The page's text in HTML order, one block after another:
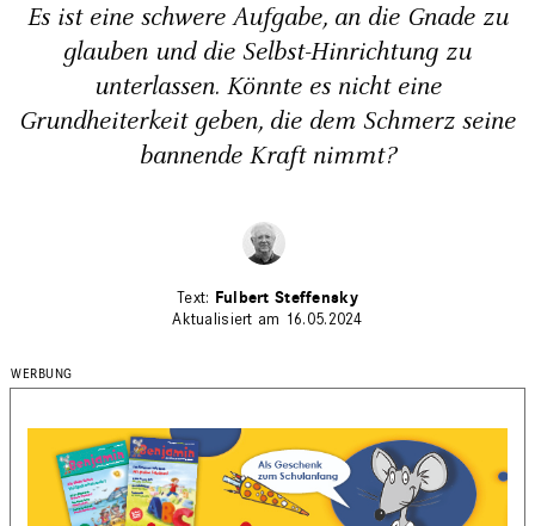
Es ist eine schwere Aufgabe, an die Gnade zu
glauben und die Selbst-Hinrichtung zu
unterlassen. Könnte es nicht eine
Grundheiterkeit geben, die dem Schmerz seine
bannende Kraft nimmt?
Fulbert Steffensky
Aktualisiert am 16.05.2024